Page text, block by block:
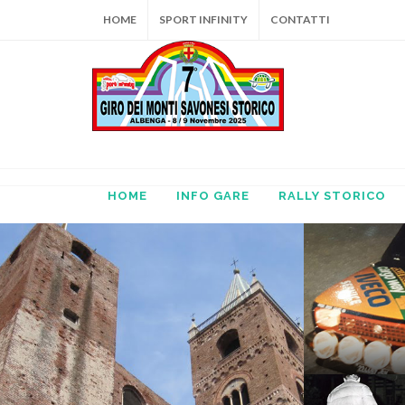
HOME SPORT INFINITY CONTATTI
HOME INFO GARE RALLY STORICO